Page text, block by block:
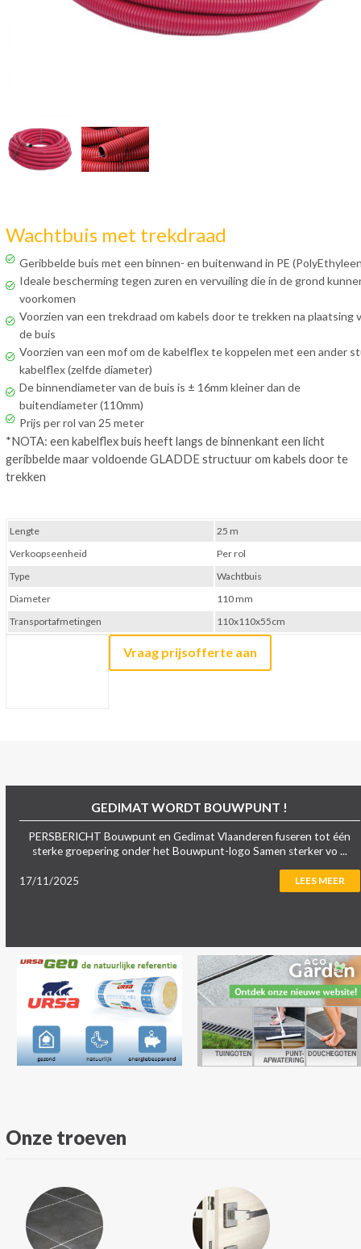
Wachtbuis met trekdraad
Geribbelde buis met een binnen- en buitenwand in PE
Ideale bescherming tegen zuren en vervuiling die in de grond
voorkomen
Voorzien van een trekdraad om kabels door te trekken na plaatsing
de buis
Voorzien van een mof om de kabelflex te koppelen met een ander
kabelflex (zelfde diameter)
De binnendiameter van de buis is ± 16mm kleiner dan de
buitendiameter (110mm)
Prijs per rol van 25 meter
*NOTA: een kabelflex buis heeft langs de binnenkant een licht
geribbelde maar voldoende GLADDE structuur om kabels door te
trekken
Vraag prijsofferte aan
Lengte
25 m
Verkoopseenheid
Per rol
Type
Wachtbuis
Diameter
110 mm
Transportafmetingen
110x110x55cm
GEDIMAT WORDT BOUWPUNT !
PERSBERICHT Bouwpunt en Gedimat Vlaanderen fuseren tot één
sterke groepering onder het Bouwpunt-logo Samen sterker vo ...
17/11/2025 LEES MEER
Onze troeven